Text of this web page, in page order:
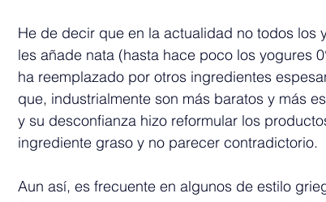
He de decir que en la actualidad no todos los
les añade nata (hasta hace poco los yogures
ha reemplazado por otros ingredientes
que, industrialmente son más baratos y más
y su desconfianza hizo reformular los
ingrediente graso y no parecer contradictorio.
Aun así, es frecuente en algunos de estilo